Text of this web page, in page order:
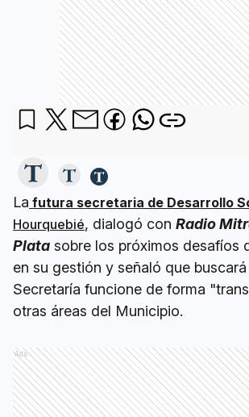
La futura secretaria de Desarrollo
Hourquebié, dialogó con Radio
Plata sobre los próximos desafíos
en su gestión y señaló que
Secretaría funcione de forma
otras áreas del Municipio.
Ads